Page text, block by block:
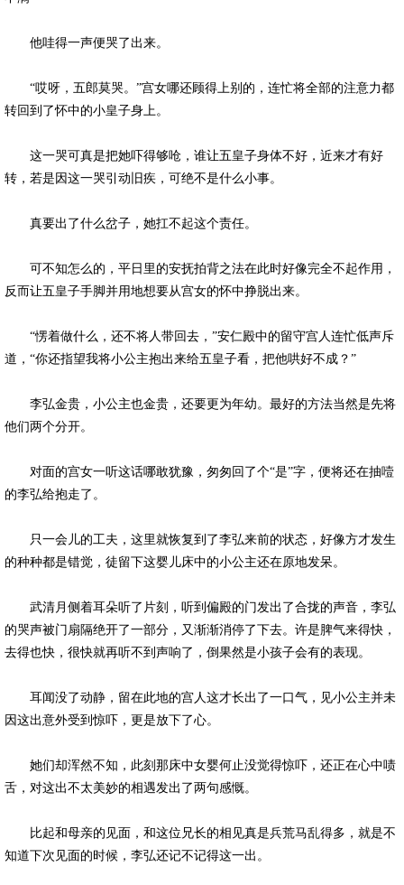
他哇得一声便哭了出来。
“哎呀，五郎莫哭。”宫女哪还顾得上别的，连忙将全部的注意力都
转回到了怀中的小皇子身上。
这一哭可真是把她吓得够呛，谁让五皇子身体不好，近来才有好
转，若是因这一哭引动旧疾，可绝不是什么小事。
真要出了什么岔子，她扛不起这个责任。
可不知怎么的，平日里的安抚拍背之法在此时好像完全不起作用，
反而让五皇子手脚并用地想要从宫女的怀中挣脱出来。
“愣着做什么，还不将人带回去，”安仁殿中的留守宫人连忙低声斥
道，“你还指望我将小公主抱出来给五皇子看，把他哄好不成？”
李弘金贵，小公主也金贵，还要更为年幼。最好的方法当然是先将
他们两个分开。
对面的宫女一听这话哪敢犹豫，匆匆回了个“是”字，便将还在抽噎
的李弘给抱走了。
只一会儿的工夫，这里就恢复到了李弘来前的状态，好像方才发生
的种种都是错觉，徒留下这婴儿床中的小公主还在原地发呆。
武清月侧着耳朵听了片刻，听到偏殿的门发出了合拢的声音，李弘
的哭声被门扇隔绝开了一部分，又渐渐消停了下去。许是脾气来得快，
去得也快，很快就再听不到声响了，倒果然是小孩子会有的表现。
耳闻没了动静，留在此地的宫人这才长出了一口气，见小公主并未
因这出意外受到惊吓，更是放下了心。
她们却浑然不知，此刻那床中女婴何止没觉得惊吓，还正在心中啧
舌，对这出不太美妙的相遇发出了两句感慨。
比起和母亲的见面，和这位兄长的相见真是兵荒马乱得多，就是不
知道下次见面的时候，李弘还记不记得这一出。